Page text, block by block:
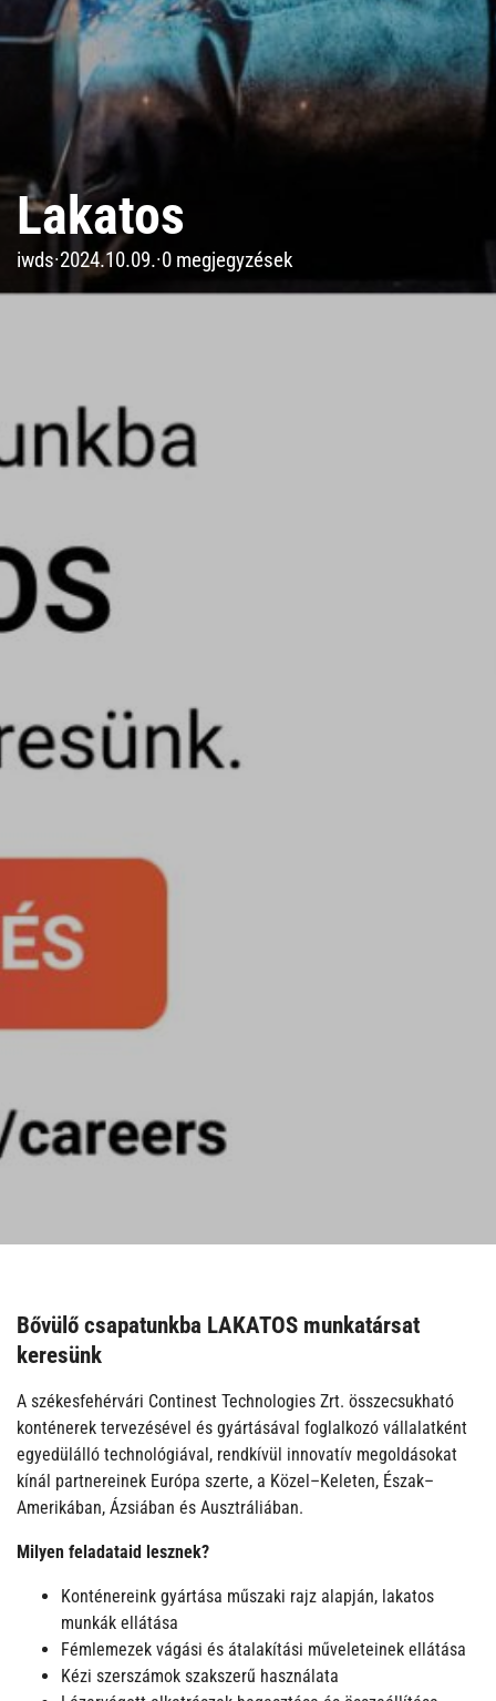
Lakatos
iwds·2024.10.09.·0 megjegyzések
Bővülő csapatunkba LAKATOS munkatársat
keresünk
A székesfehérvári Continest Technologies Zrt. összecsukható
konténerek tervezésével és gyártásával foglalkozó vállalatként
egyedülálló technológiával, rendkívül innovatív megoldásokat
kínál partnereinek Európa szerte, a Közel–Keleten, Észak–
Amerikában, Ázsiában és Ausztráliában.
Milyen feladataid lesznek?
Konténereink gyártása műszaki rajz alapján, lakatos
munkák ellátása
Fémlemezek vágási és átalakítási műveleteinek ellátása
Kézi szerszámok szakszerű használata